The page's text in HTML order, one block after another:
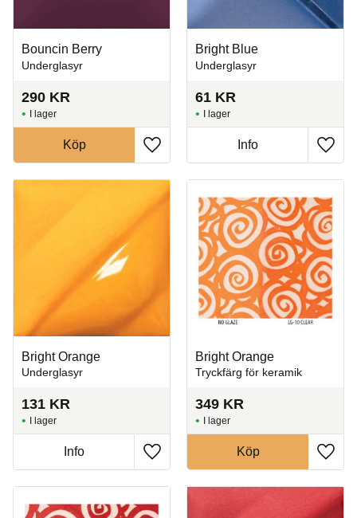
Bouncin Berry
Underglasyr
290 KR
Lägg till i favoriter
I lager
Köp
Bright Blue
Underglasyr
61 KR
Lägg
I lager
Info
Bright Orange
Underglasyr
131 KR
Lägg till i favoriter
I lager
Info
Bright Orange
Tryckfärg för keramik
349 KR
Lägg
I lager
Köp